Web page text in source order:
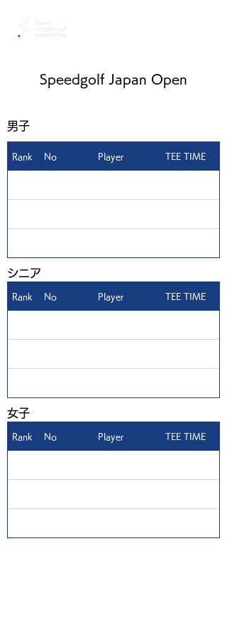
Speedgolf Japan Open
男子
Rank No Player TEE TIME
​シニア
Rank No Player TEE TIME
​女子
Rank No Player TEE TIME